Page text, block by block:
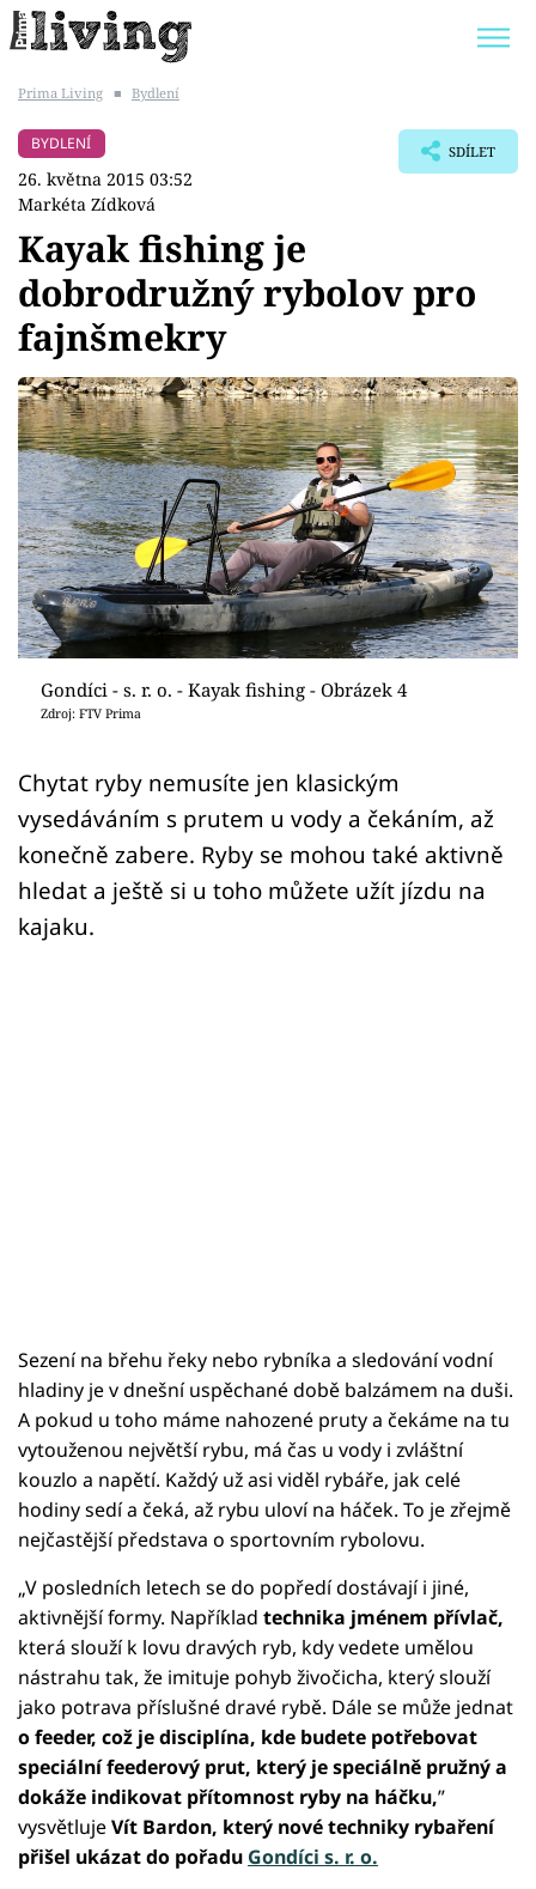
BYDLENÍ SLAVNÝCH
Témata
Bydlení
Zahrada
Design
Sledujte prima+
Přihlášení
Sledujte nás
Prima Living ■ Bydlení
BYDLENÍ
26. května 2015 03:52
Markéta Zídková
SDÍLET
Kayak fishing je
dobrodružný rybolov pro
fajnšmekry
Gondíci - s. r. o. - Kayak fishing - Obrázek 4
Zdroj: FTV Prima
Chytat ryby nemusíte jen klasickým
vysedáváním s prutem u vody a čekáním, až
konečně zabere. Ryby se mohou také aktivně
hledat a ještě si u toho můžete užít jízdu na
kajaku.
Sezení na břehu řeky nebo rybníka a sledování vodní
hladiny je v dnešní uspěchané době balzámem na duši.
A pokud u toho máme nahozené pruty a čekáme na tu
vytouženou největší rybu, má čas u vody i zvláštní
kouzlo a napětí. Každý už asi viděl rybáře, jak celé
hodiny sedí a čeká, až rybu uloví na háček. To je zřejmě
nejčastější představa o sportovním rybolovu.
„V posledních letech se do popředí dostávají i jiné,
aktivnější formy. Například technika jménem přívlač,
která slouží k lovu dravých ryb, kdy vedete umělou
nástrahu tak, že imituje pohyb živočicha, který slouží
jako potrava příslušné dravé rybě. Dále se může jednat
o feeder, což je disciplína, kde budete potřebovat
speciální feederový prut, který je speciálně pružný a
dokáže indikovat přítomnost ryby na háčku,”
vysvětlujeVít Bardon, který nové techniky rybaření
přišel ukázat do pořadu Gondíci s. r. o.